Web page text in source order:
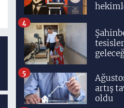
klinik
4
artış
oldu
5